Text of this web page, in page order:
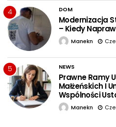
4 DOM
Modernizacja
– Kiedy
Manekn
5 NEWS
Prawne Ramy
Małżeńskich I
Wspólności
Manekn